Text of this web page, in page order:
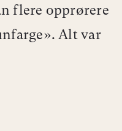
flere opprørere
Altvar